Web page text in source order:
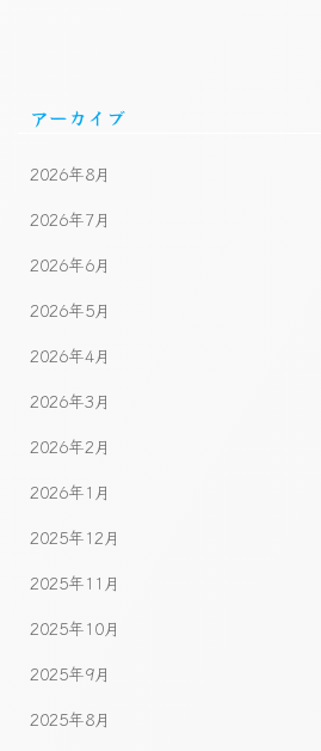
アーカイブ
2026年8月
2026年7月
2026年6月
2026年5月
2026年4月
2026年3月
2026年2月
2026年1月
2025年12月
2025年11月
2025年10月
2025年9月
2025年8月